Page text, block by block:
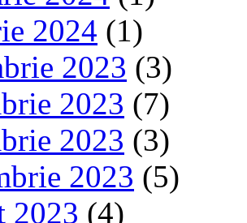
2024 (1)
2023 (3)
2023 (7)
2023 (3)
2023 (5)
2023 (4)